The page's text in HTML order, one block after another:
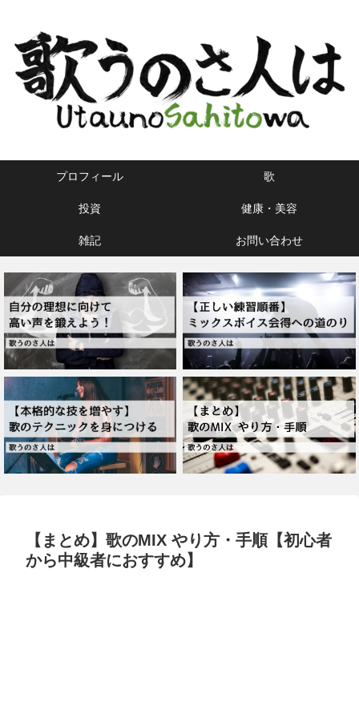
プロフィール 歌
投資 健康・美容
雑記 お問い合わせ
【まとめ】歌のMIX やり方・手順【初心者
から中級者におすすめ】